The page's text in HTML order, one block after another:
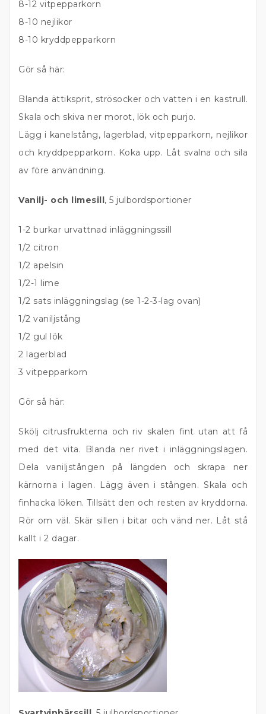
8-12 vitpepparkorn
8-10 nejlikor
8-10 kryddpepparkorn
Gör så här:
Blanda ättiksprit, strösocker och vatten i en kastrull.
Skala och skiva ner morot, lök och purjo.
Lägg i kanelstång, lagerblad, vitpepparkorn, nejlikor
och kryddpepparkorn. Koka upp. Låt svalna och sila
av före användning.
Vanilj- och limesill, 5 julbordsportioner
1-2 burkar urvattnad inläggningssill
1/2 citron
1/2 apelsin
1/2-1 lime
1/2 sats inläggningslag (se 1-2-3-lag ovan)
1/2 vaniljstång
1/2 gul lök
2 lagerblad
3 vitpepparkorn
Gör så här:
Skölj citrusfrukterna och riv skalen fint utan att få
med det vita. Blanda ner rivet i inläggningslagen.
Dela vaniljstången på längden och skrapa ner
kärnorna i lagen. Lägg även i stången. Skala och
finhacka löken. Tillsätt den och resten av kryddorna.
Rör om väl. Skär sillen i bitar och vänd ner. Låt stå
kallt i 2 dagar.